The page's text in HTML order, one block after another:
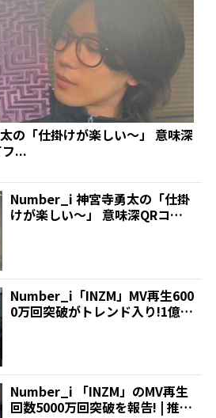
の「仕掛けが楽しい～」 意味深
...
Number_i 神宮寺勇太の「仕掛
けが楽しい～」 意味深QRコー
Number_i「INZM」MV再生600
0万回突破がトレンド入り!1億超
Number_i 「INZM」のMV再生
回数5000万回突破を報告! | 推し